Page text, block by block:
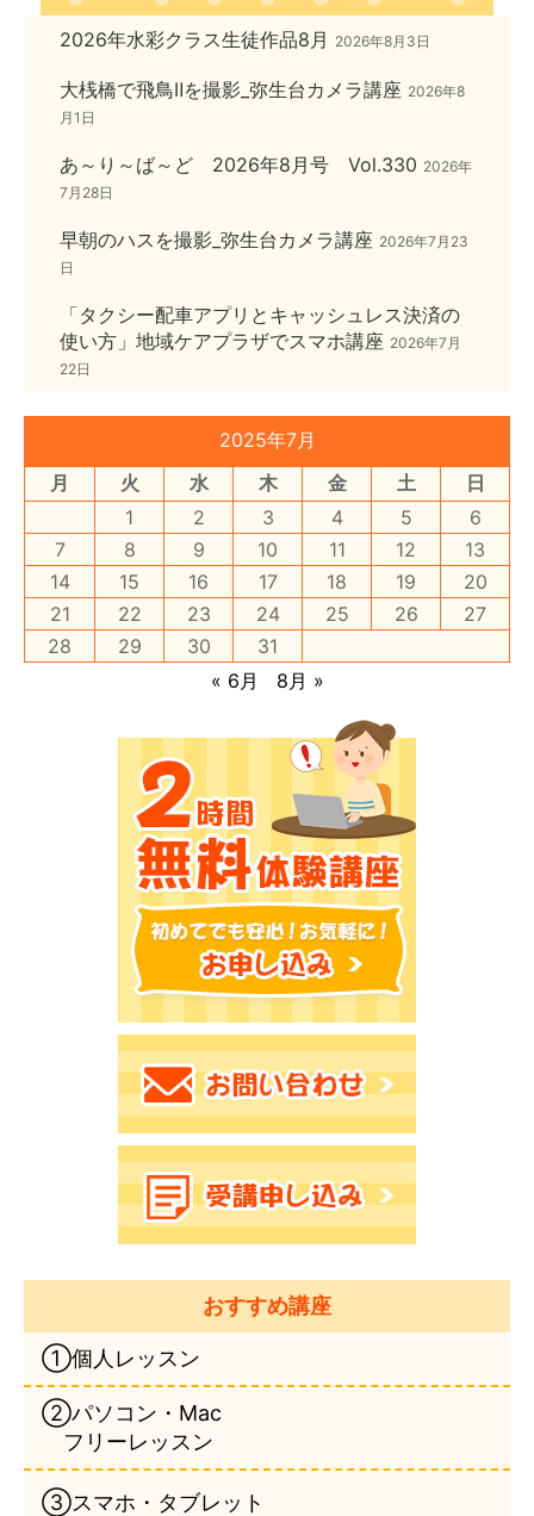
2026年水彩クラス生徒作品8月 2026年8月3日
大桟橋で飛鳥Ⅱを撮影_弥生台カメラ講座 2026年8
月1日
あ～り～ば～ど 2026年8月号 Vol.330 2026年
7月28日
早朝のハスを撮影_弥生台カメラ講座 2026年7月23
日
「タクシー配車アプリとキャッシュレス決済の
使い方」地域ケアプラザでスマホ講座 2026年7月
22日
2025年7月
月
火 水 木 金 土
日
1
2 3 4 5
6
7
8 9 10 11 12
13
14
15 16 17 18 19
20
21
22 23 24 25 26
27
28
29 30
31
« 6月
8月 »
おすすめ講座
①個人レッスン
②パソコン・Mac
フリーレッスン
③スマホ・タブレット